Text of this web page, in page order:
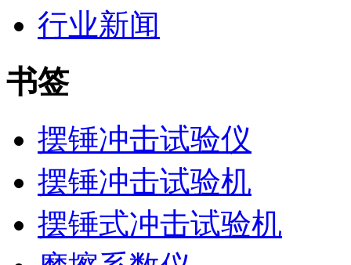
行业新闻
书签
摆锤冲击试验仪
摆锤冲击试验机
摆锤式冲击试验机